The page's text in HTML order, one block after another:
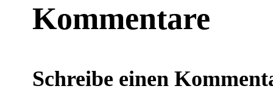
Kommentare
Schreibe einen